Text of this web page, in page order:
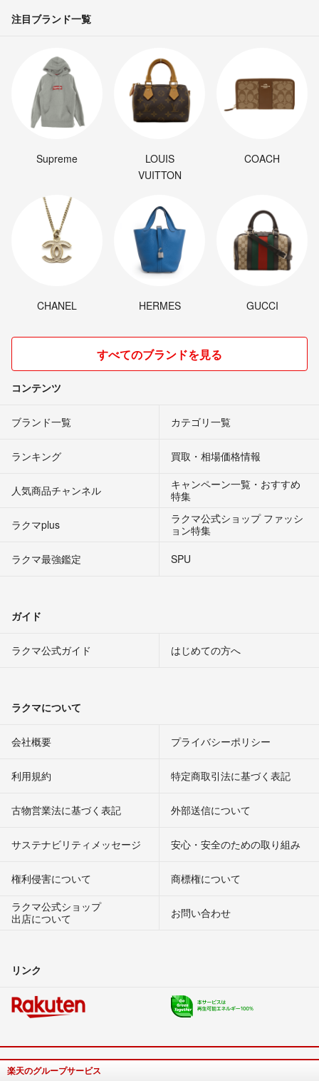
注目ブランド一覧
Supreme
LOUIS
VUITTON
COACH
CHANEL HERMES GUCCI
すべてのブランドを見る
コンテンツ
ブランド一覧 カテゴリ一覧
ランキング 買取・相場価格情報
人気商品チャンネル
キャンペーン一覧・おすすめ
特集
ラクマplus
ラクマ公式ショップ ファッシ
ョン特集
ラクマ最強鑑定
SPU
ガイド
ラクマ公式ガイド はじめての方へ
ラクマについて
会社概要 プライバシーポリシー
利用規約 特定商取引法に基づく表記
古物営業法に基づく表記 外部送信について
サステナビリティメッセージ 安心・安全のための取り組み
権利侵害について
商標権について
ラクマ公式ショップ
出店について
お問い合わせ
リンク
楽天のグループサービス